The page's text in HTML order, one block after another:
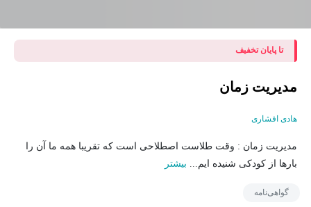
تا پایان تخفیف
مدیریت زمان
هادی افشاری
مدیریت زمان : وقت طلاست اصطلاحی است که تقریبا همه ما آن را
بارها از کودکی شنیده ایم... بیشتر
گواهی‌نامه